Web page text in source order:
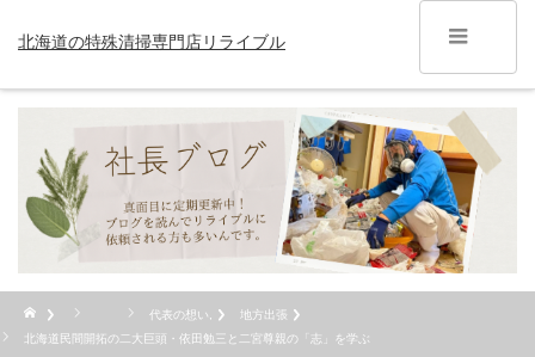
北海道の特殊清掃専門店リライブル
代表の想い,
地方出張
北海道民間開拓の二大巨頭・依田勉三と二宮尊親の「志」を学ぶ